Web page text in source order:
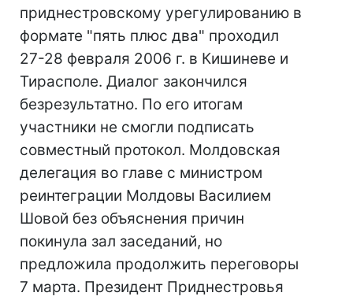
приднестровскому урегулированию в
формате "пять плюс два" проходил
27-28 февраля 2006 г. в Кишиневе и
Тирасполе. Диалог закончился
безрезультатно. По его итогам
участники не смогли подписать
совместный протокол. Молдовская
делегация во главе с министром
реинтеграции Молдовы Василием
Шовой без объяснения причин
покинула зал заседаний, но
предложила продолжить переговоры
7 марта. Президент Приднестровья